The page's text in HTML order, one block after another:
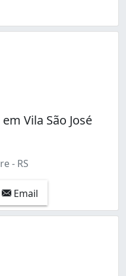
Vila São José
- RS
Email